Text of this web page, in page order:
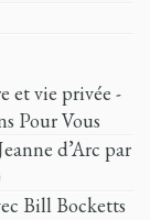
et vie privée -
Pour Vous
d’Arc par
Bill Bocketts